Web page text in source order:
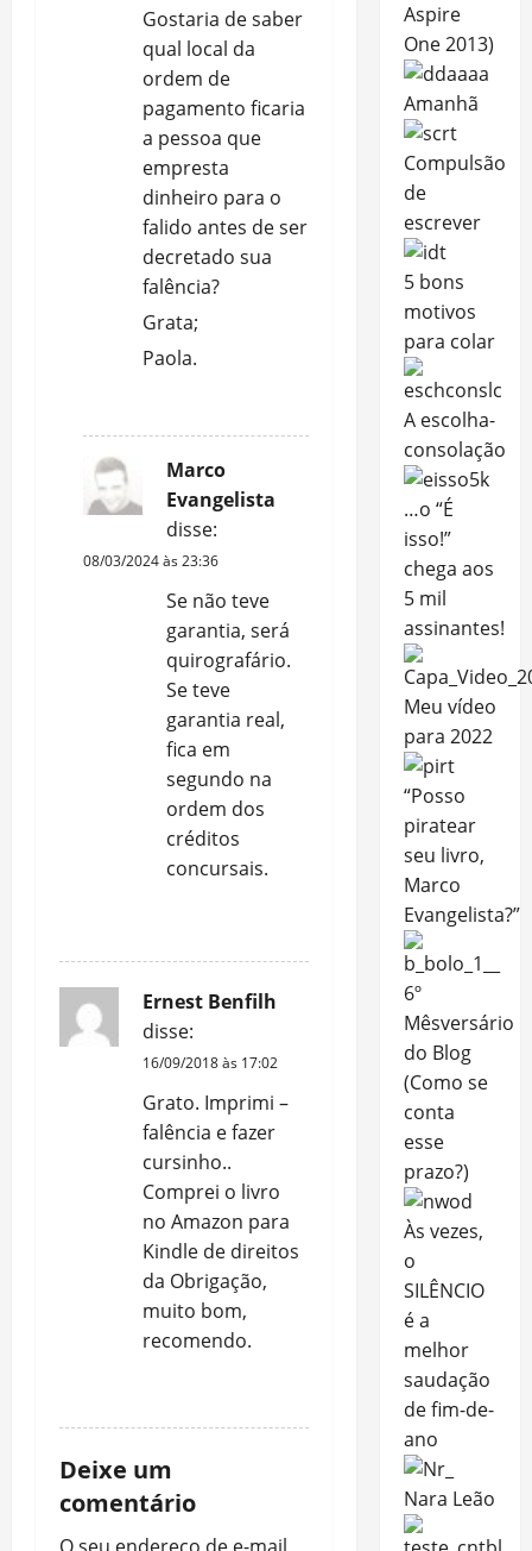
Gostaria de saber
qual local da
ordem de
pagamento ficaria
a pessoa que
empresta
dinheiro para o
falido antes de ser
decretado sua
falência?
Grata;
Paola.
Marco
Evangelista
disse:
08/03/2024 às 23:36
Se não teve
garantia, será
quirografário.
Se teve
garantia real,
fica em
segundo na
ordem dos
créditos
concursais.
Ernest Benfilh
disse:
16/09/2018 às 17:02
Grato. Imprimi –
falência e fazer
cursinho..
Comprei o livro
no Amazon para
Kindle de direitos
da Obrigação,
muito bom,
recomendo.
Deixe um
comentário
Aspire
One 2013)
Amanhã
Compulsão
de
escrever
5 bons
motivos
para colar
A escolha-
consolação
…o “É
isso!”
chega aos
5 mil
assinantes!
Meu vídeo
para 2022
“Posso
piratear
seu livro,
Marco
Evangelista?”
6º
Mêsversário
do Blog
(Como se
conta
esse
prazo?)
Às vezes,
o
SILÊNCIO
é a
melhor
saudação
de fim-de-
ano
Nara Leão